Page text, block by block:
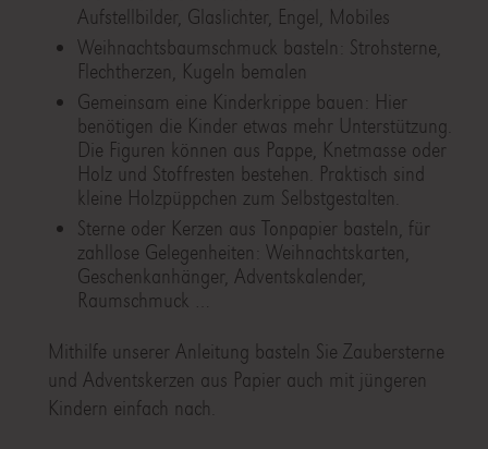
Aufstellbilder, Glaslichter, Engel, Mobiles
Weihnachtsbaumschmuck basteln: Strohsterne,
Flechtherzen, Kugeln bemalen
Gemeinsam eine Kinderkrippe bauen: Hier
benötigen die Kinder etwas mehr Unterstützung.
Die Figuren können aus Pappe, Knetmasse oder
Holz und Stoffresten bestehen. Praktisch sind
kleine Holzpüppchen zum Selbstgestalten.
Sterne oder Kerzen aus Tonpapier basteln, für
zahllose Gelegenheiten: Weihnachtskarten,
Geschenkanhänger, Adventskalender,
Raumschmuck …
Mithilfe unserer Anleitung basteln Sie Zaubersterne
und Adventskerzen aus Papier auch mit jüngeren
Kindern einfach nach.